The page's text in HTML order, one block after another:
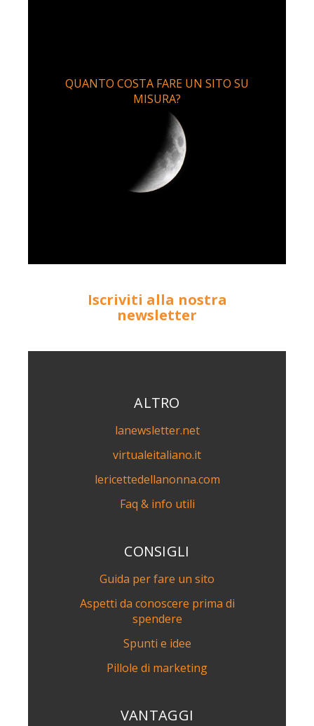
QUANTO COSTA FARE UN SITO SU
MISURA?
Iscriviti alla nostra
newsletter
ALTRO
lanewsletter.net
virtualeitaliano.it
lericettedellanonna.com
Faq & info utili
CONSIGLI
Guida per fare un sito
Aspetti da conoscere prima di
spendere
Spunti e idee
Pillole di marketing
VANTAGGI